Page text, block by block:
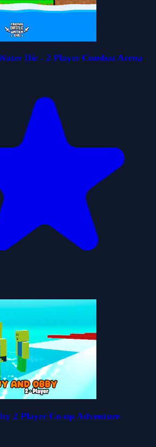
Die - 2 Player Combat Arena
2 Player Co-op Adventure